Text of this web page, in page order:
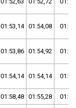
01:53,14 01:54,08
01:53,86 01:54,92
01:54,14 01:54,14
01:58,48 01:55,28